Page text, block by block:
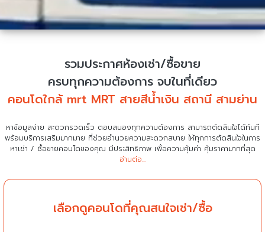
รวมประกาศห้องเช่า/ซื้อขาย
ครบทุกความต้องการ จบในที่เดียว
คอนโดใกล้ mrt MRT สายสีน้ำเงิน สถานี สามย่าน
หาข้อมูลง่าย สะดวกรวดเร็ว ตอบสนองทุกความต้องการ สามารถตัดสินใจได้ทันที
พร้อมบริการเสริมมากมาย ที่ช่วยอำนวยความสะดวกสบาย ให้ทุกการตัดสินใจในการ
หาเช่า / ซื้อขายคอนโดของคุณ มีประสิทธิภาพ เพื่อความคุ้มค่า คุ้มราคามากที่สุด
อ่านต่อ...
เลือกดูคอนโดที่คุณสนใจเช่า/ซื้อ